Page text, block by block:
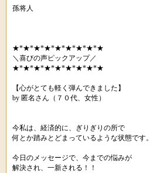
孫将人
★*★*★*★*★*★*★*★*★
＼喜びの声ピックアップ／
★*★*★*★*★*★*★*★*★
【心がとても軽く弾んできました】
by 匿名さん（７０代、女性）
今私は、経済的に、ぎりぎりの所で
何とか踏みとどまっているような状態です。
今日のメッセージで、今までの悩みが
解決され、一新される！！